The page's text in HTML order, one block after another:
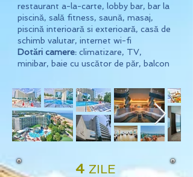
restaurant a-la-carte, lobby bar, bar la
piscină, sală fitness, saună, masaj,
piscină interioară si exterioară, casă de
schimb valutar, internet wi-fi
Dotări camere: climatizare, TV,
minibar, baie cu uscător de păr, balcon
4 ZILE